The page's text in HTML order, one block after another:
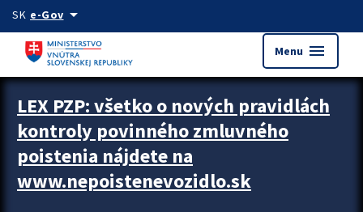
Preskocit na hlavný obsah
SK e-Govarrow_drop_down
Menu menu
Zastavit automatický posun upútavok
LEX PZP: všetko o nových pravidlách
kontroly povinného zmluvného
poistenia nájdete na
www.nepoistenevozidlo.sk